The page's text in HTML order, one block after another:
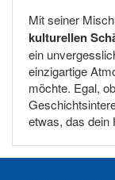
Mit seiner
kulturellen
ein
einzigartige
möchte. Egal,
etwas, das dein